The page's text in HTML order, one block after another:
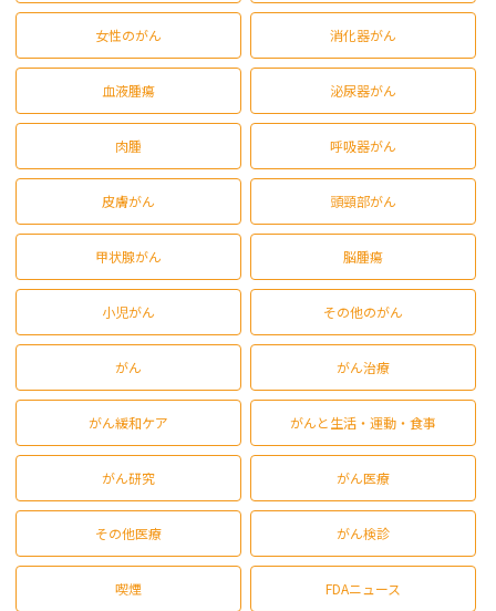
女性のがん 消化器がん
血液腫瘍 泌尿器がん
肉腫 呼吸器がん
皮膚がん 頭頸部がん
甲状腺がん 脳腫瘍
小児がん その他のがん
がん がん治療
がん緩和ケア がんと生活・運動・食事
がん研究 がん医療
その他医療 がん検診
喫煙 FDAニュース